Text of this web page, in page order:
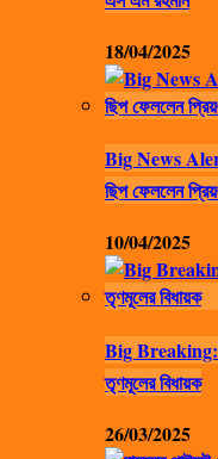
18/04/2025
Big News Alert
ছিপ ফেললেন
10/04/2025
Big Breaking:
তৃণমূলের বিধায়ক
26/03/2025